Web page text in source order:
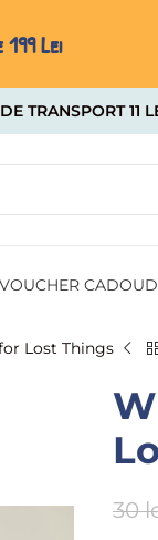
Lei
TRANSPORT 11
VOUCHER CADOU
Lost Things
30